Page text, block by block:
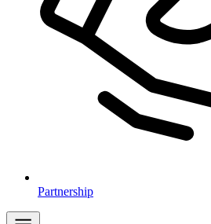
Partnership